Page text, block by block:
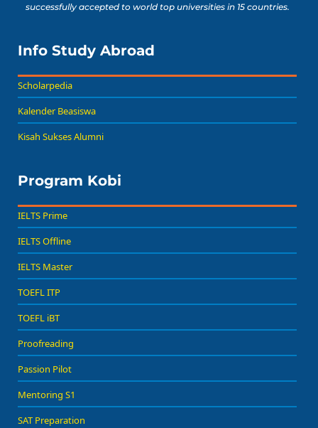
successfully accepted to world top universities in 15 countries.
Info Study Abroad
Scholarpedia
Kalender Beasiswa
Kisah Sukses Alumni
Program Kobi
IELTS Prime
IELTS Offline
IELTS Master
TOEFL ITP
TOEFL iBT
Proofreading
Passion Pilot
Mentoring S1
SAT Preparation